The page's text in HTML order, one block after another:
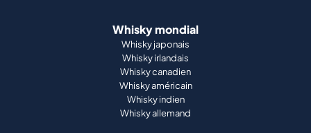
Whisky mondial
Whisky japonais
Whisky irlandais
Whisky canadien
Whisky américain
Whisky indien
Whisky allemand